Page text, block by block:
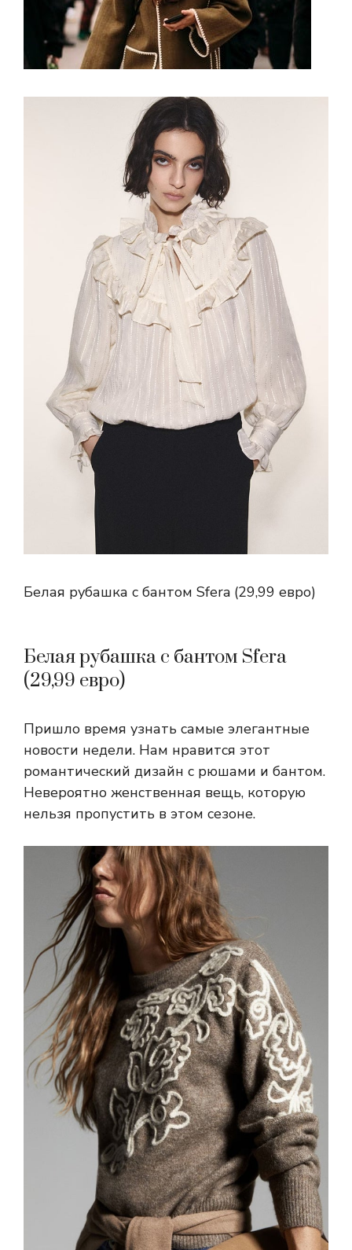
Белая рубашка с бантом Sfera (29,99 евро)
Белая рубашка с бантом Sfera
(29,99 евро)
Пришло время узнать самые элегантные
новости недели. Нам нравится этот
романтический дизайн с рюшами и бантом.
Невероятно женственная вещь, которую
нельзя пропустить в этом сезоне.